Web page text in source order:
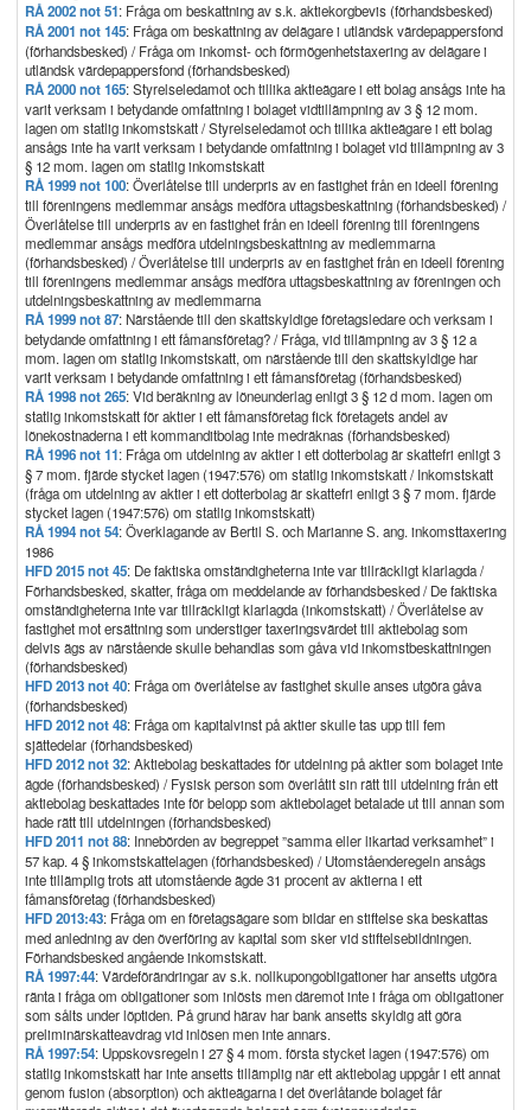
RÅ 2002 not 51: Fråga om beskattning av s.k. aktiekorgbevis (förhandsbesked)
RÅ 2001 not 145: Fråga om beskattning av delägare i utländsk värdepappersfond
(förhandsbesked) / Fråga om inkomst- och förmögenhetstaxering av delägare i
utländsk värdepappersfond (förhandsbesked)
RÅ 2000 not 165: Styrelseledamot och tillika aktieägare i ett bolag ansågs inte ha
varit verksam i betydande omfattning i bolaget vidtillämpning av 3 § 12 mom.
lagen om statlig inkomstskatt / Styrelseledamot och tillika aktieägare i ett bolag
ansågs inte ha varit verksam i betydande omfattning i bolaget vid tillämpning av 3
§ 12 mom. lagen om statlig inkomstskatt
RÅ 1999 not 100: Överlåtelse till underpris av en fastighet från en ideell förening
till föreningens medlemmar ansågs medföra uttagsbeskattning (förhandsbesked) /
Överlåtelse till underpris av en fastighet från en ideell förening till föreningens
medlemmar ansågs medföra utdelningsbeskattning av medlemmarna
(förhandsbesked) / Överlåtelse till underpris av en fastighet från en ideell förening
till föreningens medlemmar ansågs medföra uttagsbeskattning av föreningen och
utdelningsbeskattning av medlemmarna
RÅ 1999 not 87: Närstående till den skattskyldige företagsledare och verksam i
betydande omfattning i ett fåmansföretag? / Fråga, vid tillämpning av 3 § 12 a
mom. lagen om statlig inkomstskatt, om närstående till den skattskyldige har
varit verksam i betydande omfattning i ett fåmansföretag (förhandsbesked)
RÅ 1998 not 265: Vid beräkning av löneunderlag enligt 3 § 12 d mom. lagen om
statlig inkomstskatt för aktier i ett fåmansföretag fick företagets andel av
lönekostnaderna i ett kommanditbolag inte medräknas (förhandsbesked)
RÅ 1996 not 11: Fråga om utdelning av aktier i ett dotterbolag är skattefri enligt 3
§ 7 mom. fjärde stycket lagen (1947:576) om statlig inkomstskatt / Inkomstskatt
(fråga om utdelning av aktier i ett dotterbolag är skattefri enligt 3 § 7 mom. fjärde
stycket lagen (1947:576) om statlig inkomstskatt)
RÅ 1994 not 54: Överklagande av Bertil S. och Marianne S. ang. inkomsttaxering
1986
HFD 2015 not 45: De faktiska omständigheterna inte var tillräckligt klarlagda /
Förhandsbesked, skatter, fråga om meddelande av förhandsbesked / De faktiska
omständigheterna inte var tillräckligt klarlagda (inkomstskatt) / Överlåtelse av
fastighet mot ersättning som understiger taxeringsvärdet till aktiebolag som
delvis ägs av närstående skulle behandlas som gåva vid inkomstbeskattningen
(förhandsbesked)
HFD 2013 not 40: Fråga om överlåtelse av fastighet skulle anses utgöra gåva
(förhandsbesked)
HFD 2012 not 48: Fråga om kapitalvinst på aktier skulle tas upp till fem
sjättedelar (förhandsbesked)
HFD 2012 not 32: Aktiebolag beskattades för utdelning på aktier som bolaget inte
ägde (förhandsbesked) / Fysisk person som överlåtit sin rätt till utdelning från ett
aktiebolag beskattades inte för belopp som aktiebolaget betalade ut till annan som
hade rätt till utdelningen (förhandsbesked)
HFD 2011 not 88: Innebörden av begreppet ”samma eller likartad verksamhet” i
57 kap. 4 § inkomstskattelagen (förhandsbesked) / Utomståenderegeln ansågs
inte tillämplig trots att utomstående ägde 31 procent av aktierna i ett
fåmansföretag (förhandsbesked)
HFD 2013:43: Fråga om en företagsägare som bildar en stiftelse ska beskattas
med anledning av den överföring av kapital som sker vid stiftelsebildningen.
Förhandsbesked angående inkomstskatt.
RÅ 1997:44: Värdeförändringar av s.k. nollkupongobligationer har ansetts utgöra
ränta i fråga om obligationer som inlösts men däremot inte i fråga om obligationer
som sålts under löptiden. På grund härav har bank ansetts skyldig att göra
preliminärskatteavdrag vid inlösen men inte annars.
RÅ 1997:54: Uppskovsregeln i 27 § 4 mom. första stycket lagen (1947:576) om
statlig inkomstskatt har inte ansetts tillämplig när ett aktiebolag uppgår i ett annat
genom fusion (absorption) och aktieägarna i det överlåtande bolaget får